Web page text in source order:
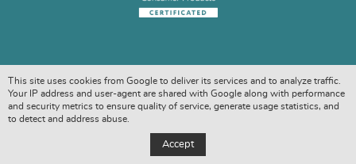
COPYRIGHT © 2026. ALL RIGHTS RESERVED
This site uses cookies from Google to deliver its services and to analyze traffic.
Your IP address and user-agent are shared with Google along with performance
and security metrics to ensure quality of service, generate usage statistics, and
to detect and address abuse.
Accept